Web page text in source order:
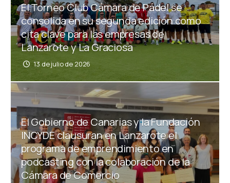
El Torneo Club Cámara de Pádel se
consolida en su segunda edición como
cita clave para las empresas de
Lanzarote y La Graciosa
13 de julio de 2026
El Gobierno de Canarias y la Fundación
INCYDE clausuran en Lanzarote el
programa de emprendimiento en
podcasting con la colaboración de la
Cámara de Comercio